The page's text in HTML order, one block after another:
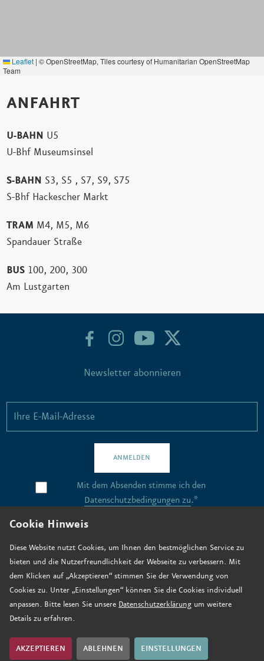
Cookie Hinweis
Diese Website nutzt Cookies, um Ihnen den bestmöglichen Service zu
bieten und die Nutzerfreundlichkeit der Webseite zu verbessern. Mit
dem Klicken auf „Akzeptieren“ stimmen Sie der Verwendung von
Cookies zu. Unter „Einstellungen“ können Sie die Cookies individuell
anpassen. Bitte lesen Sie unsere Datenschutzerklärung um weitere
Details zu erfahren.
AKZEPTIEREN ABLEHNEN EINSTELLUNGEN
Leaflet | © OpenStreetMap, Tiles courtesy of Humanitarian OpenStreetMap
Team
ANFAHRT
U-BAHN U5
U-Bhf Museumsinsel
S-BAHN S3, S5 , S7, S9, S75
S-Bhf Hackescher Markt
TRAM M4, M5, M6
Spandauer Straße
BUS 100, 200, 300
Am Lustgarten
Newsletter abonnieren
ANMELDEN
Mit dem Absenden stimme ich den
Datenschutzbedingungen zu.*
Kontakt
Stellenangebote
Anfahrt
Jetzt spenden
Datenschutz